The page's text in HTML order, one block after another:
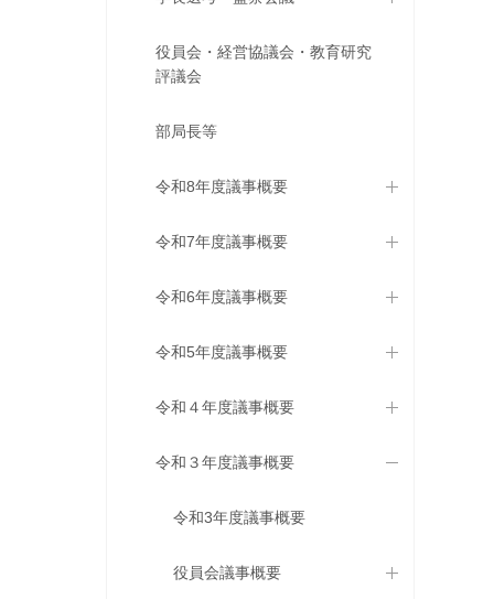
役員会・経営協議会・教育研究
評議会
部局長等
令和8年度議事概要
令和7年度議事概要
令和6年度議事概要
令和5年度議事概要
令和４年度議事概要
令和３年度議事概要
令和3年度議事概要
役員会議事概要